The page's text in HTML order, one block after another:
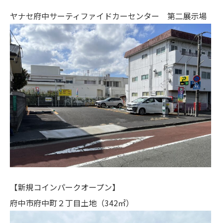
ヤナセ府中サーティファイドカーセンター 第二展示場
【新規コインパークオープン】
府中市府中町２丁目土地（342㎡）